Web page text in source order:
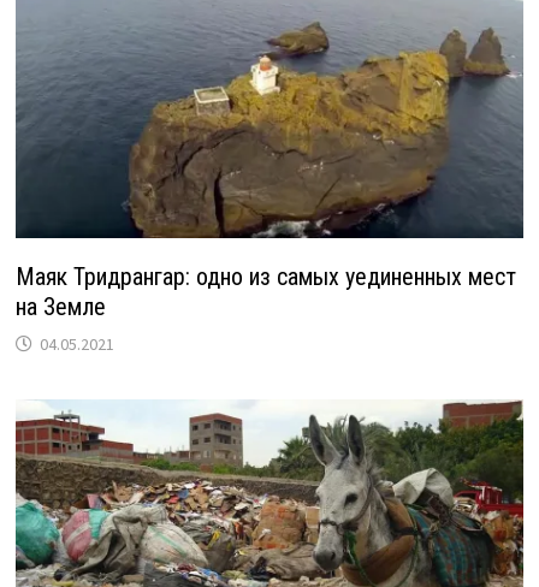
Маяк Тридрангар: одно из самых уединенных мест
на Земле
04.05.2021